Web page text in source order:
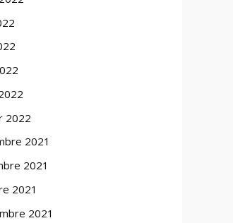
2022
2021
2021
2021
2021